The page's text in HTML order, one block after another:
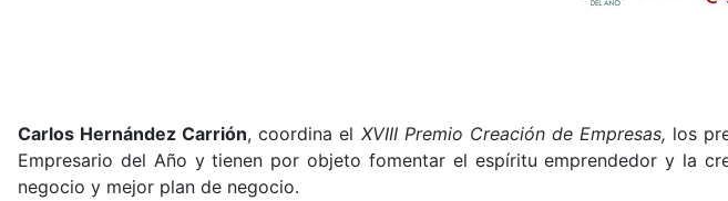
Carlos Hernández Carrión, coordina el XVIII Premio Creación de Empresas, los
Empresario del Año y tienen por objeto fomentar el espíritu emprendedor y la
negocio y mejor plan de negocio.